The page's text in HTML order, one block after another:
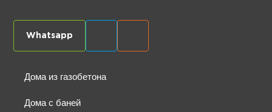
Whatsapp
Дома из газобетона
Дома с баней